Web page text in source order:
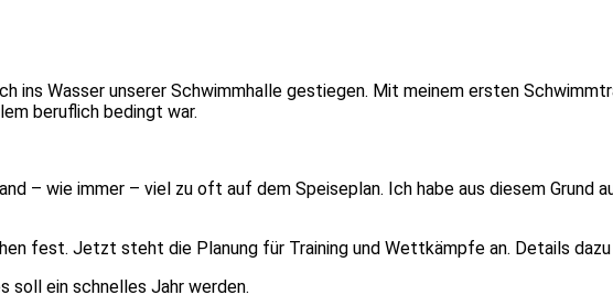
ins Wasser unserer Schwimmhalle gestiegen. Mit meinem ersten
beruflich bedingt war.
– wie immer – viel zu oft auf dem Speiseplan. Ich habe aus diesem Grund
fest. Jetzt steht die Planung für Training und Wettkämpfe an. Details
soll ein schnelles Jahr werden.